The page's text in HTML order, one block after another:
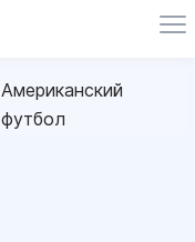
Американский
футбол